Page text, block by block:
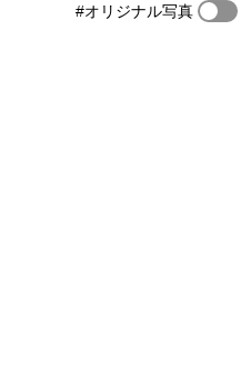
#オリジナル写真